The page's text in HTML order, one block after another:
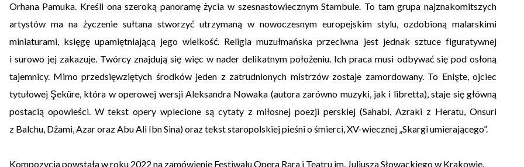
Orhana Pamuka. Kreśli ona szeroką panoramę życia w szesnastowiecznym Stambule. To tam grupa najznakomitszych
artystów ma na życzenie sułtana stworzyć utrzymaną w nowoczesnym europejskim stylu, ozdobioną malarskimi
miniaturami, księgę upamiętniającą jego wielkość. Religia muzułmańska przeciwna jest jednak sztuce figuratywnej
i surowo jej zakazuje. Twórcy znajdują się więc w nader delikatnym położeniu. Ich praca musi odbywać się pod osłoną
tajemnicy. Mimo przedsięwziętych środków jeden z zatrudnionych mistrzów zostaje zamordowany. To Enişte, ojciec
tytułowej Şeküre, która w operowej wersji Aleksandra Nowaka (autora zarówno muzyki, jak i libretta), staje się główną
postacią opowieści. W tekst opery wplecione są cytaty z miłosnej poezji perskiej (Sahabi, Azraki z Heratu, Onsuri
z Balchu, Dżami, Azar oraz Abu Ali Ibn Sina) oraz tekst staropolskiej pieśni o śmierci, XV-wiecznej „Skargi umierającego”.
Kompozycja powstała w roku 2022 na zamówienie Festiwalu Opera Rara i Teatru im. Juliusza Słowackiego w Krakowie.